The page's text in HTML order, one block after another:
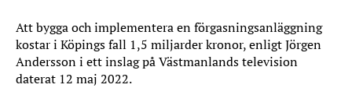
Att bygga och implementera en förgasningsanläggning
kostar i Köpings fall 1,5 miljarder kronor, enligt Jörgen
Andersson i ett inslag på Västmanlands television
daterat 12 maj 2022.